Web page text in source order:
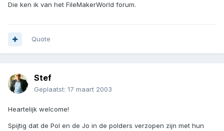
Die ken ik van het FileMakerWorld forum.
Quote
Stef
Geplaatst: 17 maart 2003
Heartelijk welcome!
Spijtig dat de Pol en de Jo in de polders verzopen zijn met hun